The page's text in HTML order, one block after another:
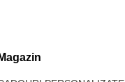
Magazin